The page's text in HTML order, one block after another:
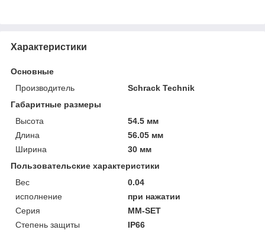
Характеристики
Основные
Производитель
Schrack Technik
Габаритные размеры
Высота
54.5 мм
Длина
56.05 мм
Ширина
30 мм
Пользовательские характеристики
Вес
0.04
исполнение
при нажатии
Серия
MM-SET
Степень защиты
IP66